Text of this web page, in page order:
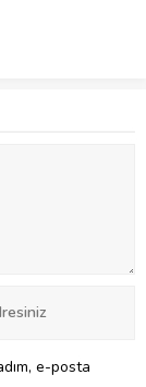
e-posta